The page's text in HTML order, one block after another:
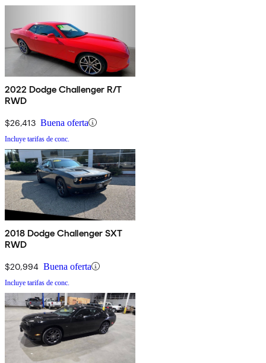
2022 Dodge Challenger R/T
RWD
$26,413 Buena oferta
Incluye tarifas de conc.
2018 Dodge Challenger SXT
RWD
$20,994 Buena oferta
Incluye tarifas de conc.